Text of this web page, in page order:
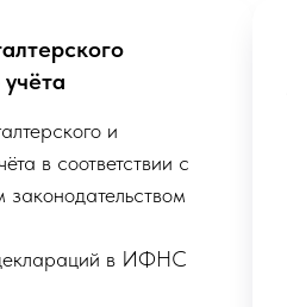
и
в соответствии с
в ИФНС